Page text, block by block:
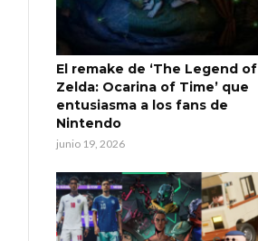
El remake de ‘The Legend of
Zelda: Ocarina of Time’ que
entusiasma a los fans de
Nintendo
junio 19, 2026